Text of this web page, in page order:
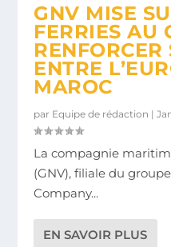
GNV MISE
FERRIES AU
ENTRE
MAROC
par Equipe de rédaction |
La compagnie
(GNV), filiale du
Company...
EN SAVOIR PLUS